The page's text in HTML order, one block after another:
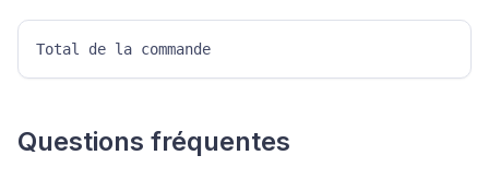
Total de la commande
Questions fréquentes